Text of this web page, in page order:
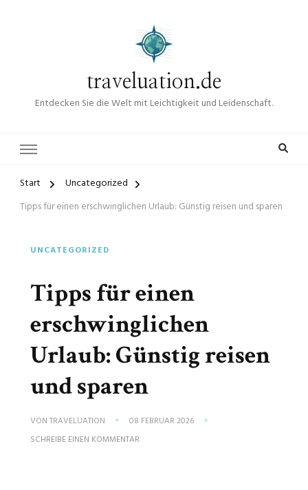
traveluation.de
Entdecken Sie die Welt mit Leichtigkeit und Leidenschaft.
Start
Uncategorized
Tipps für einen erschwinglichen Urlaub: Günstig reisen und sparen
UNCATEGORIZED
Tipps für einen
erschwinglichen
Urlaub: Günstig reisen
und sparen
VON TRAVELUATION
08 FEBRUAR 2026
SCHREIBE EINEN KOMMENTAR